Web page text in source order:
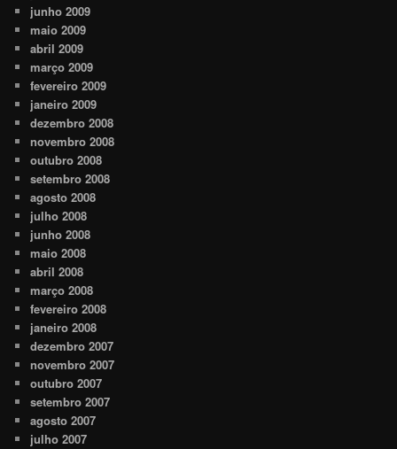
junho 2009
maio 2009
abril 2009
março 2009
fevereiro 2009
janeiro 2009
dezembro 2008
novembro 2008
outubro 2008
setembro 2008
agosto 2008
julho 2008
junho 2008
maio 2008
abril 2008
março 2008
fevereiro 2008
janeiro 2008
dezembro 2007
novembro 2007
outubro 2007
setembro 2007
agosto 2007
julho 2007